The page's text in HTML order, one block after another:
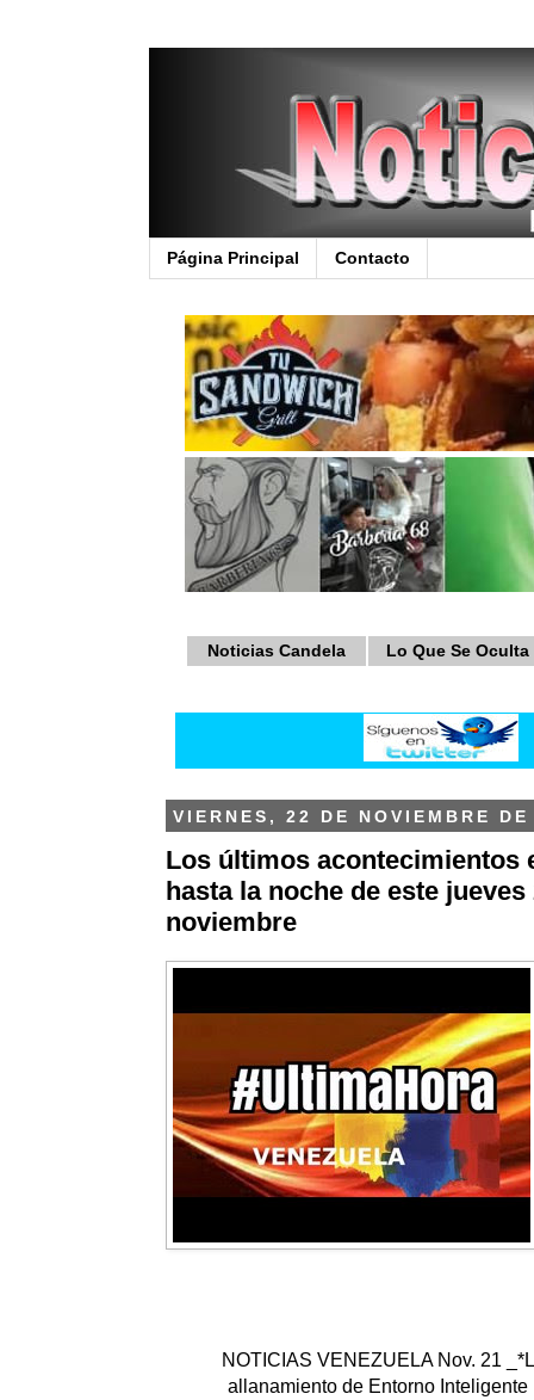
Página Principal Contacto
Noticias Candela Lo Que Se Oculta
VIERNES, 22 DE NOVIEMBRE
Los últimos acontecimientos
hasta la noche de este jueves
noviembre
NOTICIAS VENEZUELA Nov. 21
allanamiento de Entorno Inteligente